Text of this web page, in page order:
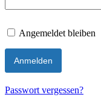
Angemeldet bleiben
Passwort vergessen?